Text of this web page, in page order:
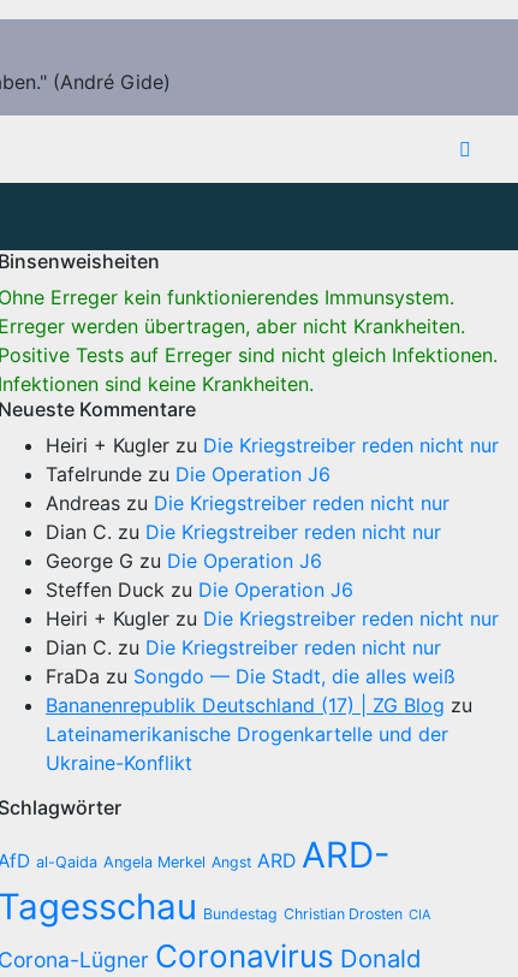
(André Gide)
Binsenweisheiten
Ohne Erreger kein funktionierendes Immunsystem.
Erreger werden übertragen, aber nicht Krankheiten.
Positive Tests auf Erreger sind nicht gleich Infektionen.
Infektionen sind keine Krankheiten.
Neueste Kommentare
Heiri + Kugler zu Die Kriegstreiber reden nicht nur
Tafelrunde zu Die Operation J6
Andreas zu Die Kriegstreiber reden nicht nur
Dian C. zu Die Kriegstreiber reden nicht nur
George G zu Die Operation J6
Steffen Duck zu Die Operation J6
Heiri + Kugler zu Die Kriegstreiber reden nicht nur
Dian C. zu Die Kriegstreiber reden nicht nur
FraDa zu Songdo — Die Stadt, die alles weiß
Bananenrepublik Deutschland (17) | ZG Blog zu
Lateinamerikanische Drogenkartelle und der
Ukraine-Konflikt
Schlagwörter
al-Qaida Angela Merkel Angst ARD ARD-
Tagesschau Bundestag Christian Drosten CIA
Corona-Lügner Coronavirus Donald